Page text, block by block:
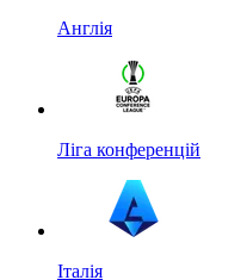
Англія
Ліга конференцій
Італія